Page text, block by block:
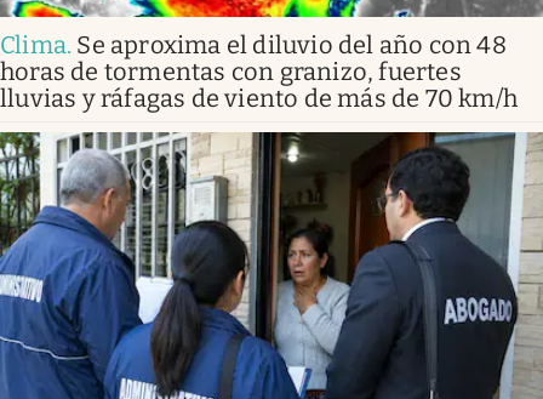
Clima. Se aproxima el diluvio del año con 48
horas de tormentas con granizo, fuertes
lluvias y ráfagas de viento de más de 70 km/h